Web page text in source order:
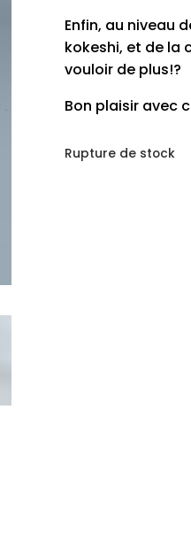
Enfin, au niveau
kokeshi, et de la
vouloir de plus!?
Bon plaisir avec
Rupture de stock